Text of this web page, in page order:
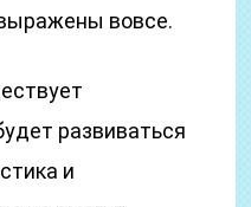
вовсе.
развиваться
и